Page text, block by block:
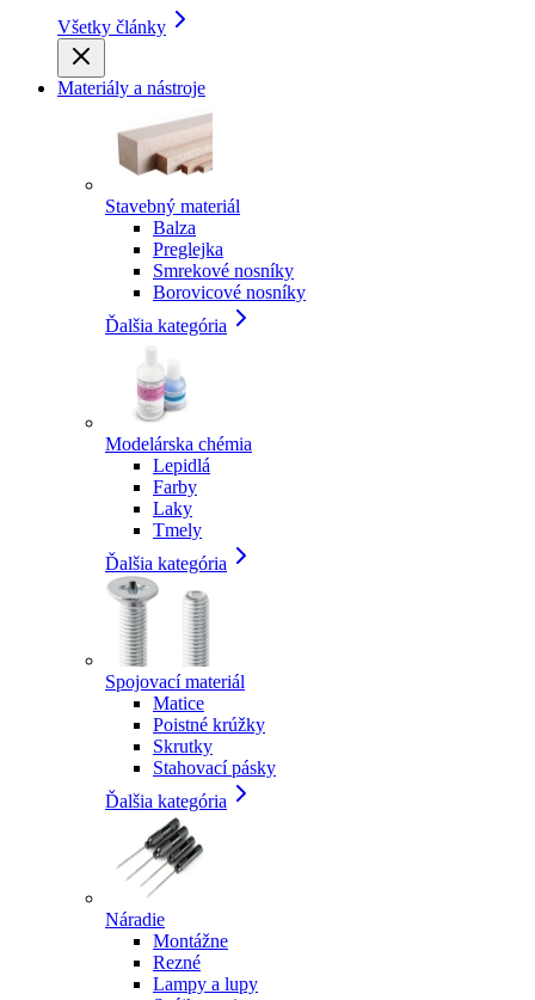
Všetky články
Materiály a nástroje
Stavebný materiál
Balza
Preglejka
Smrekové nosníky
Borovicové nosníky
Ďalšia kategória
Modelárska chémia
Lepidlá
Farby
Laky
Tmely
Ďalšia kategória
Spojovací materiál
Matice
Poistné krúžky
Skrutky
Stahovací pásky
Ďalšia kategória
Náradie
Montážne
Rezné
Lampy a lupy